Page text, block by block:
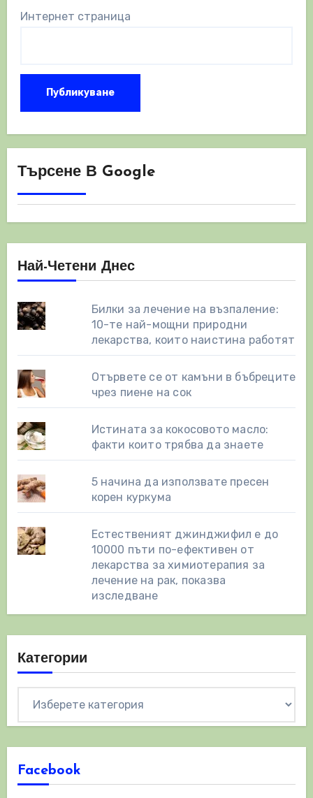
Интернет страница
Търсене В Google
Най-Четени Днес
Билки за лечение на възпаление:
10-те най-мощни природни
лекарства, които наистина работят
Отървете се от камъни в бъбреците
чрез пиене на сок
Истината за кокосовото масло:
факти които трябва да знаете
5 начина да използвате пресен
корен куркума
Естественият джинджифил е до
10000 пъти по-ефективен от
лекарства за химиотерапия за
лечение на рак, показва
изследване
Категории
Facebook